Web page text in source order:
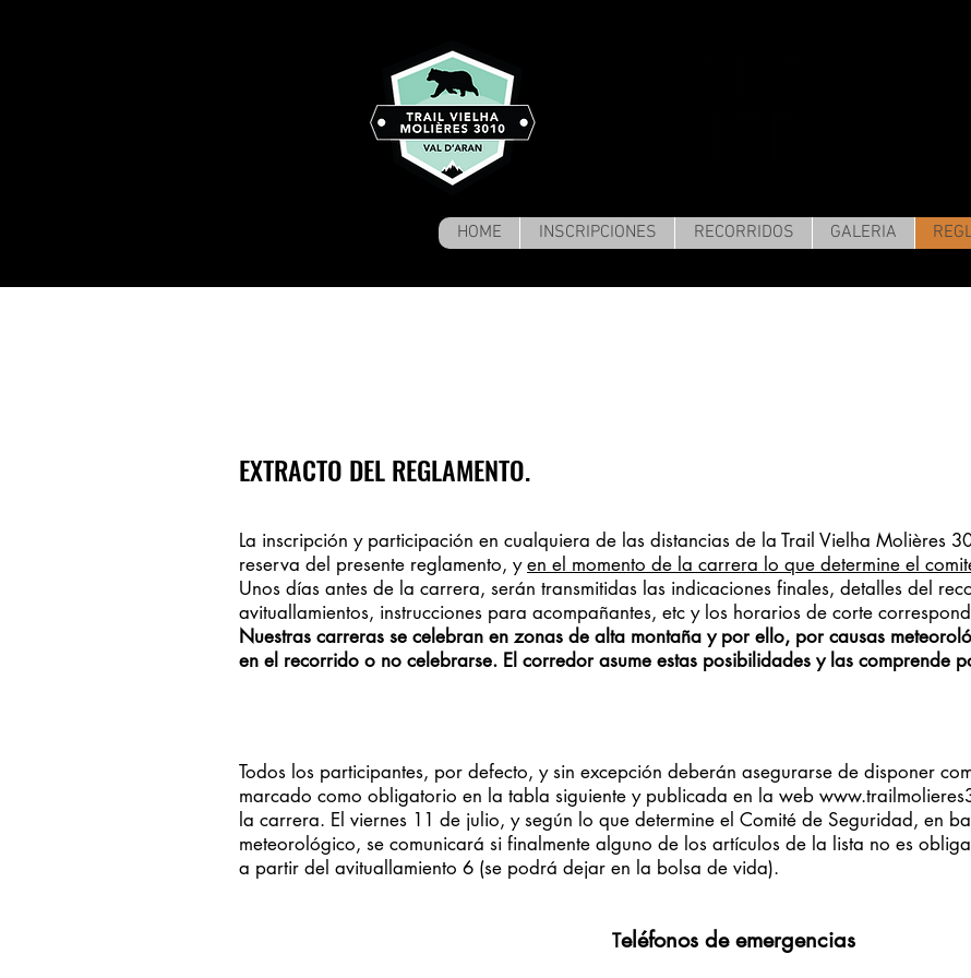
HOME INSCRIPCIONES RECORRIDOS GALERIA
EXTRACTO DEL REGLAMENTO.
La inscripción y participación en cualquiera de las distancias de la Trail Vielha Molières
reserva del presente reglamento, yen el momento de la carrera lo que determine el
Unos días antes de la carrera, serán transmitidas las indicaciones finales, detalles del
avituallamientos, instrucciones para acompañantes, etc y los horarios de corte
Nuestras carreras se celebran en zonas de alta montaña y por ello, por causas
en el recorrido o no celebrarse. El corredor asume estas posibilidades y las comprende
Todos los participantes, por defecto, y sin excepción deberán asegurarse de disponer
marcado como obligatorio en la tabla siguiente y publicada en la web
la carrera. El viernes 11 de julio, y según lo que determine el Comité de Seguridad, en
meteorológico, se comunicará si finalmente alguno de los artículos de la lista no es
a partir del avituallamiento 6 (se podrá dejar en la bolsa de vida).
Teléfonos de emergencias